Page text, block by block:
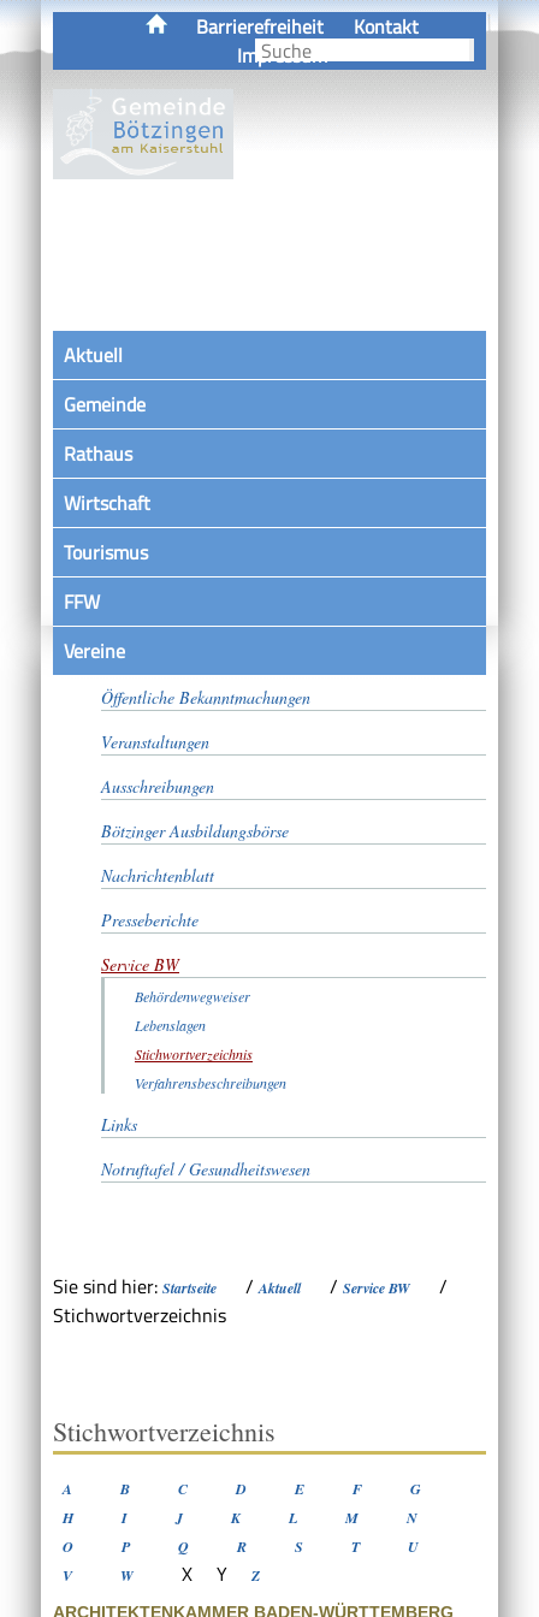
Barrierefreiheit
Kontakt
Impressum
Aktuell
Gemeinde
Rathaus
Wirtschaft
Tourismus
FFW
VereineSatzungen
Öffentliche Bekanntmachungen
Veranstaltungen
Ausschreibungen
Bötzinger Ausbildungsbörse
Nachrichtenblatt
Presseberichte
Service BW
Behördenwegweiser
Lebenslagen
Stichwortverzeichnis
Verfahrensbeschreibungen
Links
Notruftafel / Gesundheitswesen
Sie sind hier: Startseite /Aktuell / Service BW
/
Stichwortverzeichnis
Stichwortverzeichnis
A B C D E F
G
H
I J K L M
N
O
P Q R S T
U
V
W X Y Z
ARCHITEKTENKAMMER BADEN-WÜRTTEMBERG